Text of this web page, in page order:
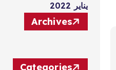
يناير 2022
Archives
Categories